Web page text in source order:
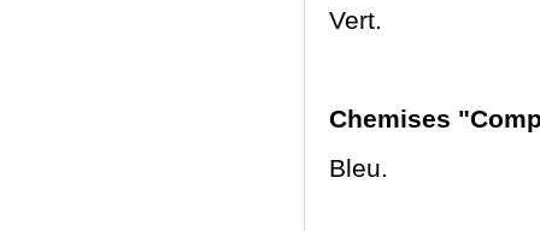
Vert.
Chemises
Bleu.